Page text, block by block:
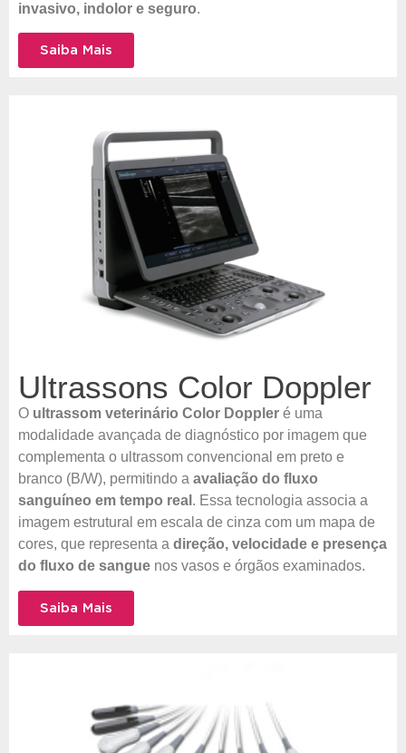
invasivo, indolor e seguro.
Saiba Mais
Ultrassons Color Doppler
O ultrassom veterinário Color Doppler é uma
modalidade avançada de diagnóstico por imagem que
complementa o ultrassom convencional em preto e
branco (B/W), permitindo a avaliação do fluxo
sanguíneo em tempo real . Essa tecnologia associa a
imagem estrutural em escala de cinza com um mapa de
cores, que representa a direção, velocidade e presença
do fluxo de sangue nos vasos e órgãos examinados.
Saiba Mais